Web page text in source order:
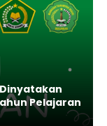
Pelajaran